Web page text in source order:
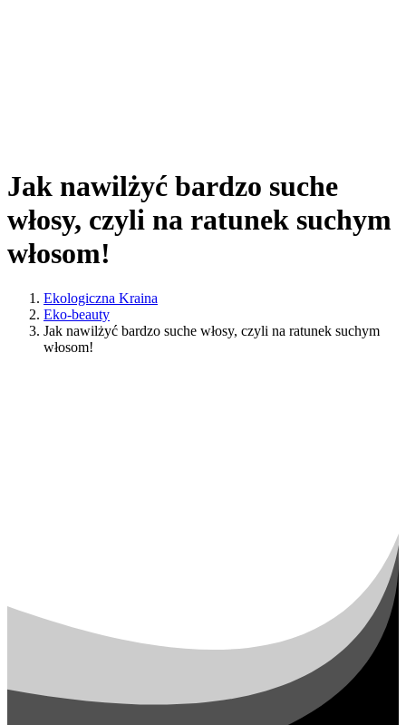
Jak nawilżyć bardzo suche
włosy, czyli na ratunek suchym
włosom!
Ekologiczna Kraina
Eko-beauty
Jak nawilżyć bardzo suche włosy, czyli na ratunek suchym
włosom!